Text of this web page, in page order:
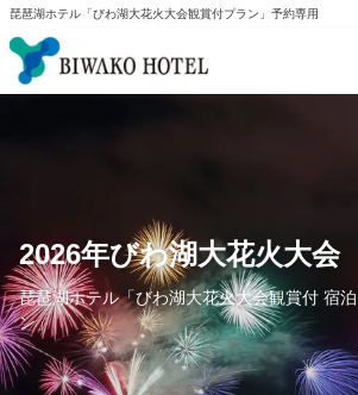
琵琶湖ホテル「びわ湖大花火大会観賞付プラン」予約専用
宿泊プラン
日帰りプラン
2026年びわ湖大花火大会
琵琶湖ホテル「びわ湖大花火大会観賞付 宿
ン」